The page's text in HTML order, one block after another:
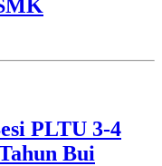
PLTU 3-4
Bui